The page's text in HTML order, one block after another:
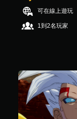
共
則
可在線上遊玩
1到2名玩家